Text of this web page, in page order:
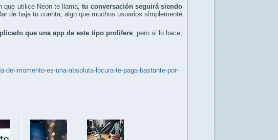
que utilice Neon te llama,tu conversación seguirá siendo
de baja tu cuenta, algo que muchos usuarios simplemente
que una app de este tipo prolifere, pero si lo hace,
del-momento-es-una-absoluta-locura-te-paga-bastante-por-